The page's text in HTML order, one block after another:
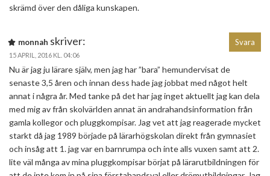
skrämd över den dåliga kunskapen.
monnah skriver:
15 APRIL, 2016 KL. 04:06
Nu är jag ju lärare själv, men jag har ”bara” hemundervisat de
senaste 3,5 åren och innan dess hade jag jobbat med något helt
annat i några år. Med tanke på det har jag inget aktuellt jag kan dela
med mig av från skolvärlden annat än andrahandsinformation från
gamla kollegor och pluggkompisar. Jag vet att jag reagerade mycket
starkt då jag 1989 började på lärarhögskolan direkt från gymnasiet
och insåg att 1. jag var en barnrumpa och inte alls vuxen samt att 2.
lite väl många av mina pluggkompisar börjat på lärarutbildningen för
Svara